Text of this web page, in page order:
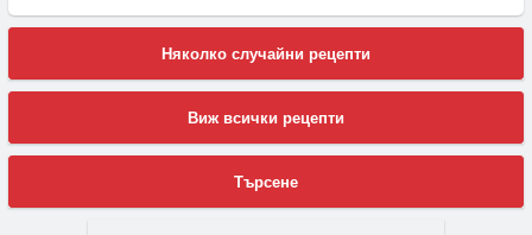
Няколко случайни рецепти
Виж всички рецепти
Търсене